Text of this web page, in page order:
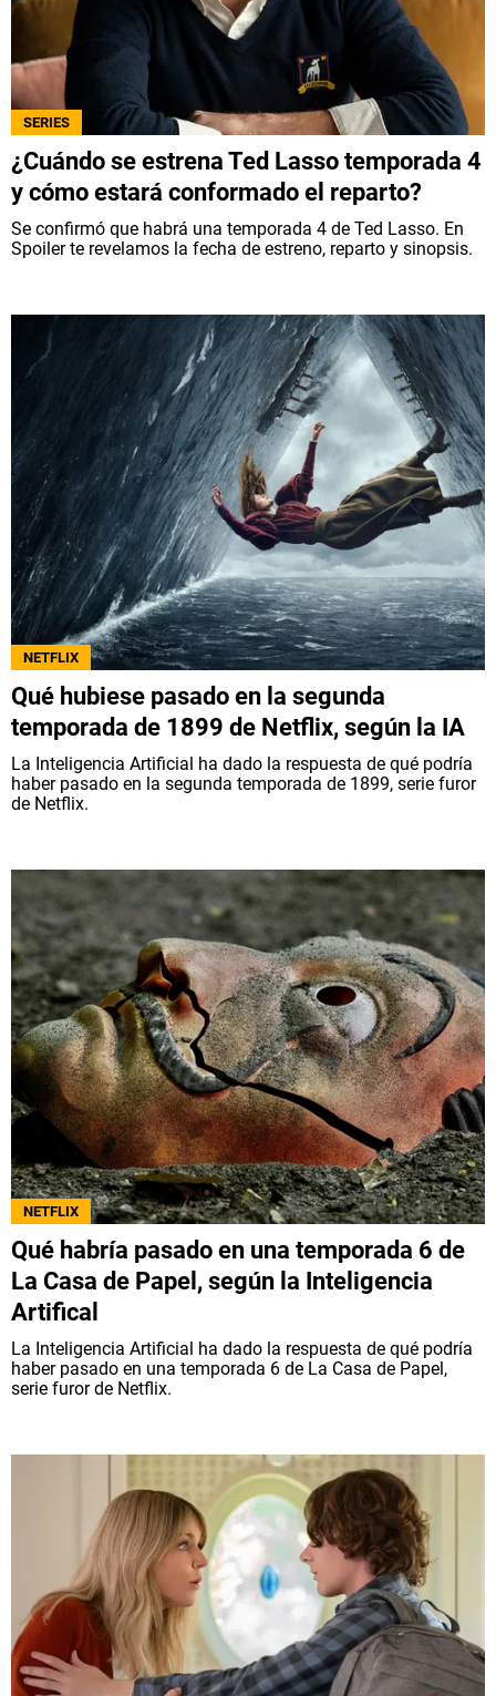
SERIES
¿Cuándo se estrena Ted Lasso temporada 4
y cómo estará conformado el reparto?
Se confirmó que habrá una temporada 4 de Ted Lasso. En
Spoiler te revelamos la fecha de estreno, reparto y sinopsis.
NETFLIX
Qué hubiese pasado en la segunda
temporada de 1899 de Netflix, según la IA
La Inteligencia Artificial ha dado la respuesta de qué podría
haber pasado en la segunda temporada de 1899, serie furor
de Netflix.
NETFLIX
Qué habría pasado en una temporada 6 de
La Casa de Papel, según la Inteligencia
Artifical
La Inteligencia Artificial ha dado la respuesta de qué podría
haber pasado en una temporada 6 de La Casa de Papel,
serie furor de Netflix.